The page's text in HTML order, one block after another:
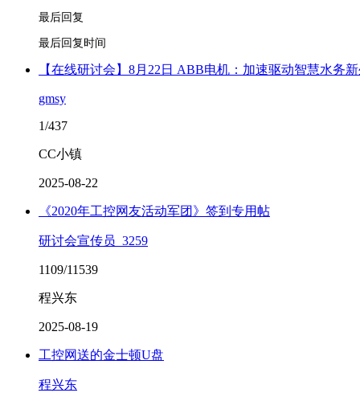
最后回复
最后回复时间
【在线研讨会】8月22日 ABB电机：加速驱动智慧水务
gmsy
1/437
CC小镇
2025-08-22
《2020年工控网友活动军团》签到专用帖
研讨会宣传员_3259
1109/11539
程兴东
2025-08-19
工控网送的金士顿U盘
程兴东